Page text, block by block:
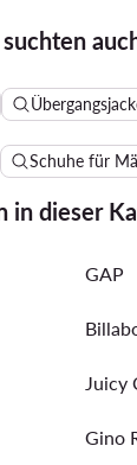
Schuhe für
in dieser
GAP
Juicy
Gino